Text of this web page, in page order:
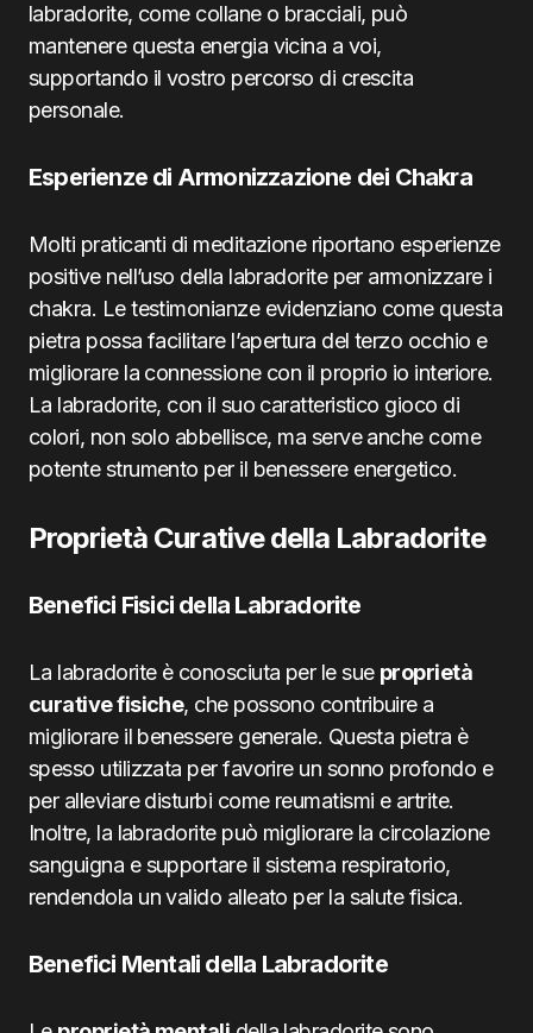
labradorite, come collane o bracciali, può
mantenere questa energia vicina a voi,
supportando il vostro percorso di crescita
personale.
Esperienze di Armonizzazione dei Chakra
Molti praticanti di meditazione riportano esperienze
positive nell’uso della labradorite per armonizzare i
chakra. Le testimonianze evidenziano come questa
pietra possa facilitare l’apertura del terzo occhio e
migliorare la connessione con il proprio io interiore.
La labradorite, con il suo caratteristico gioco di
colori, non solo abbellisce, ma serve anche come
potente strumento per il benessere energetico.
Proprietà Curative della Labradorite
Benefici Fisici della Labradorite
La labradorite è conosciuta per le sue proprietà
curative fisiche, che possono contribuire a
migliorare il benessere generale. Questa pietra è
spesso utilizzata per favorire un sonno profondo e
per alleviare disturbi come reumatismi e artrite.
Inoltre, la labradorite può migliorare la circolazione
sanguigna e supportare il sistema respiratorio,
rendendola un valido alleato per la salute fisica.
Benefici Mentali della Labradorite